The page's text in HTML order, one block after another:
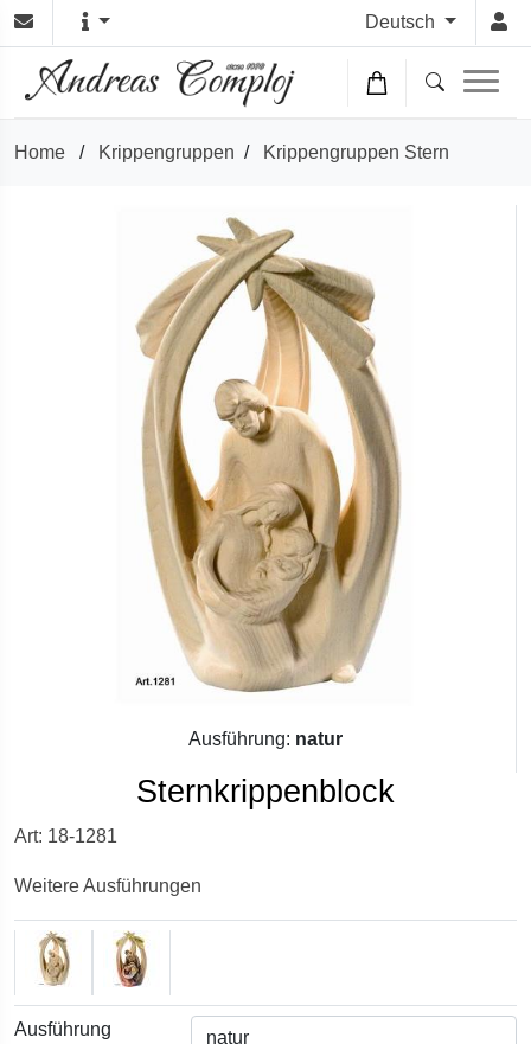
Deutsch
Home / Krippengruppen / Krippengruppen Stern
Ausführung: natur
Sternkrippenblock
Art: 18-1281
Weitere Ausführungen
Ausführung